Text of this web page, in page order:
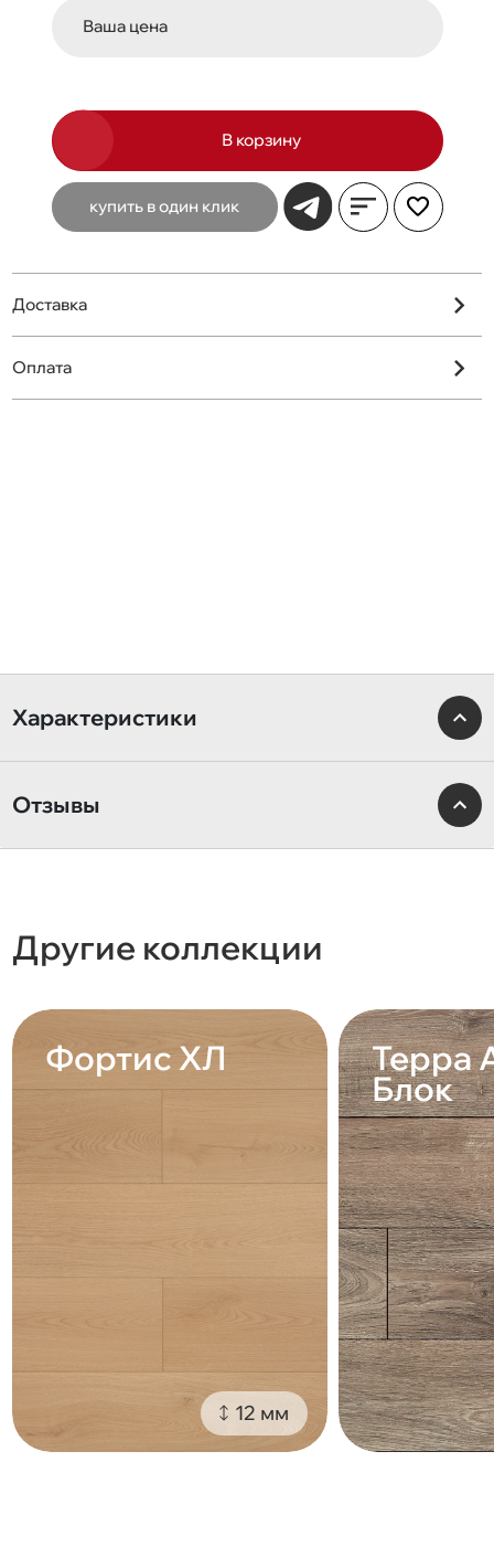
Ваша цена
В корзину
купить в один клик
Доставка
Оплата
Характеристики
Отзывы
Другие коллекции
Фортис ХЛ
12 мм
Терра
Блок